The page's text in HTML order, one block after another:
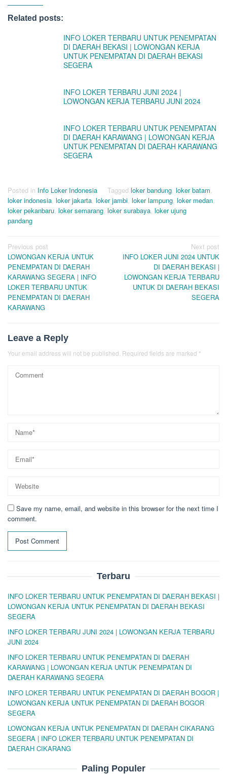
Related posts:
INFO LOKER TERBARU UNTUK PENEMPATAN
DI DAERAH BEKASI | LOWONGAN KERJA
UNTUK PENEMPATAN DI DAERAH BEKASI
SEGERA
INFO LOKER TERBARU JUNI 2024 |
LOWONGAN KERJA TERBARU JUNI 2024
INFO LOKER TERBARU UNTUK PENEMPATAN
DI DAERAH KARAWANG | LOWONGAN KERJA
UNTUK PENEMPATAN DI DAERAH KARAWANG
SEGERA
Posted in Info Loker Indonesia Tagged loker bandung, loker batam,
loker indonesia, loker jakarta, loker jambi, loker lampung, loker medan,
loker pekanbaru, loker semarang, loker surabaya, loker ujung
pandang
Post
navigation
Previous post
LOWONGAN KERJA UNTUK
PENEMPATAN DI DAERAH
KARAWANG SEGERA | INFO
LOKER TERBARU UNTUK
PENEMPATAN DI DAERAH
KARAWANG
Next post
INFO LOKER JUNI 2024 UNTUK
DI DAERAH BEKASI |
LOWONGAN KERJA TERBARU
UNTUK DI DAERAH BEKASI
SEGERA
Leave a Reply
Your email address will not be published. Required fields are marked *
Save my name, email, and website in this browser for the next time I
comment.
Terbaru
INFO LOKER TERBARU UNTUK PENEMPATAN DI DAERAH BEKASI |
LOWONGAN KERJA UNTUK PENEMPATAN DI DAERAH BEKASI
SEGERA
INFO LOKER TERBARU JUNI 2024 | LOWONGAN KERJA TERBARU
JUNI 2024
INFO LOKER TERBARU UNTUK PENEMPATAN DI DAERAH
KARAWANG | LOWONGAN KERJA UNTUK PENEMPATAN DI
DAERAH KARAWANG SEGERA
INFO LOKER TERBARU UNTUK PENEMPATAN DI DAERAH BOGOR |
LOWONGAN KERJA UNTUK PENEMPATAN DI DAERAH BOGOR
SEGERA
LOWONGAN KERJA UNTUK PENEMPATAN DI DAERAH CIKARANG
SEGERA | INFO LOKER TERBARU UNTUK PENEMPATAN DI
DAERAH CIKARANG
Paling Populer